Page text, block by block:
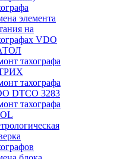
элемента
на
VDO
тахографа
тахографа
DTCO 3283
тахографа